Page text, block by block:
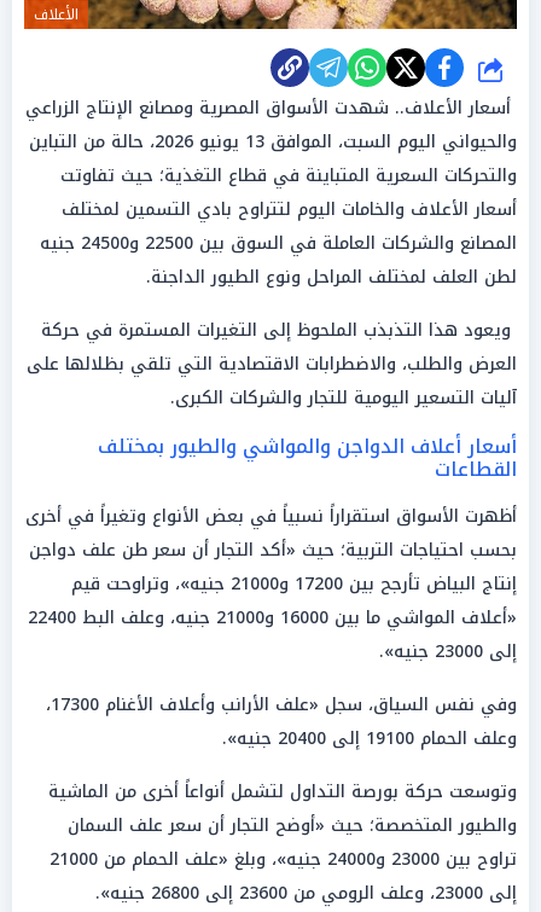
الأعلاف
شارك
أسعار الأعلاف.. شهدت الأسواق المصرية ومصانع الإنتاج الزراعي
والحيواني اليوم السبت، الموافق 13 يونيو 2026، حالة من التباين
والتحركات السعرية المتباينة في قطاع التغذية؛ حيث تفاوتت
أسعار الأعلاف والخامات اليوم لتتراوح بادي التسمين لمختلف
المصانع والشركات العاملة في السوق بين 22500 و24500 جنيه
لطن العلف لمختلف المراحل ونوع الطيور الداجنة.
ويعود هذا التذبذب الملحوظ إلى التغيرات المستمرة في حركة
العرض والطلب، والاضطرابات الاقتصادية التي تلقي بظلالها على
آليات التسعير اليومية للتجار والشركات الكبرى.
أسعار أعلاف الدواجن والمواشي والطيور بمختلف
القطاعات
أظهرت الأسواق استقراراً نسبياً في بعض الأنواع وتغيراً في أخرى
بحسب احتياجات التربية؛ حيث «أكد التجار أن سعر طن علف دواجن
إنتاج البياض تأرجح بين 17200 و21000 جنيه»، وتراوحت قيم
«أعلاف المواشي ما بين 16000 و21000 جنيه، وعلف البط 22400
إلى 23000 جنيه».
وفي نفس السياق، سجل «علف الأرانب وأعلاف الأغنام 17300،
وعلف الحمام 19100 إلى 20400 جنيه».
وتوسعت حركة بورصة التداول لتشمل أنواعاً أخرى من الماشية
والطيور المتخصصة؛ حيث «أوضح التجار أن سعر علف السمان
تراوح بين 23000 و24000 جنيه»، وبلغ «علف الحمام من 21000
إلى 23000، وعلف الرومي من 23600 إلى 26800 جنيه».